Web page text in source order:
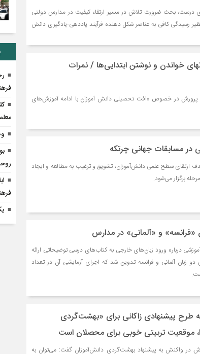
درست، بحث ضرورت تلاش در مسیر ارتقاء کیفیت در مدارس دولتی
نظیر رسیدگی کافی به عناصر شکل دهنده فرآیند یاددهی-یادگیری دانش
خواندن و نوشتن ابتدایی‌ها / نمرات
پرورش در خصوص «افت تحصیلی دانش آموزان با ادامه آموزش‌های
مسابقات جهانی چرتکه
ارتقای سطح علمی دانش‌آموزان، تشویق و ترغیب به مطالعه و ایجاد
برگزار می‌شود.
و «آلمانی» در مدارس
درباره ورود زبان‌های خارجی به کتاب‌های درسی توضیحاتی ارائه
زبان آلمانی و فرانسه تدوین شد که اجرای آزمایشی آن در تعداد
پیشنهادی زاکانی برای «بهشت‌گردی
موقعیت تربیتی خوبی برای محصلان است
در واکنش به پیشنهاد بهشت‌گردی دانش‌آموزان گفت: می‌توان به